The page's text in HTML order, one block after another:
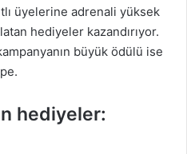
üyelerine adrenali yüksek
hediyeler kazandırıyor.
büyük ödülü ise
hediyeler: